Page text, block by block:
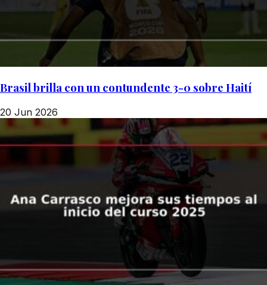
Brasil brilla con un contundente 3-0 sobre Haití
20 Jun 2026